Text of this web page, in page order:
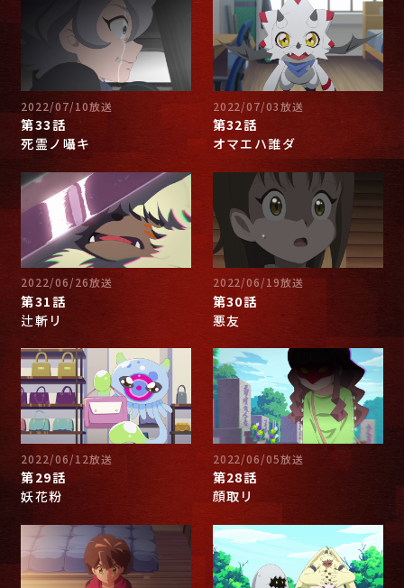
2022/07/10放送
第33話
死霊ノ囁キ
2022/07/03放送
第32話
オマエハ誰ダ
2022/06/26放送
第31話
辻斬リ
2022/06/19放送
第30話
悪友
2022/06/12放送
第29話
妖花粉
2022/06/05放送
第28話
顔取リ